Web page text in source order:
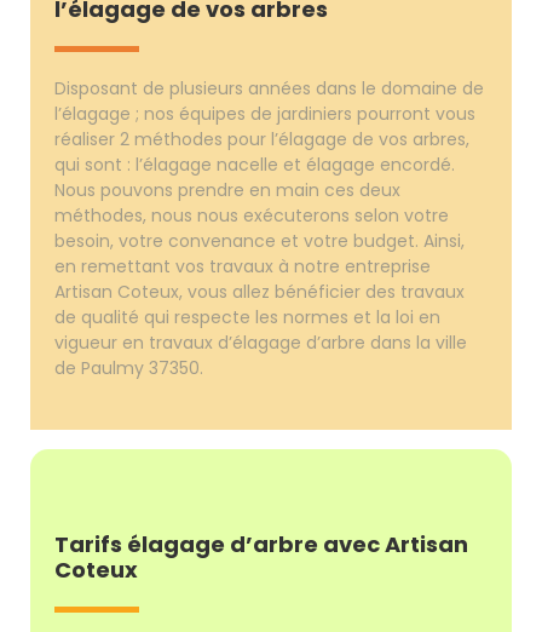
l’élagage de vos arbres
Disposant de plusieurs années dans le domaine de
l’élagage ; nos équipes de jardiniers pourront vous
réaliser 2 méthodes pour l’élagage de vos arbres,
qui sont : l’élagage nacelle et élagage encordé.
Nous pouvons prendre en main ces deux
méthodes, nous nous exécuterons selon votre
besoin, votre convenance et votre budget. Ainsi,
en remettant vos travaux à notre entreprise
Artisan Coteux, vous allez bénéficier des travaux
de qualité qui respecte les normes et la loi en
vigueur en travaux d’élagage d’arbre dans la ville
de Paulmy 37350.
Tarifs élagage d’arbre avec Artisan
Coteux